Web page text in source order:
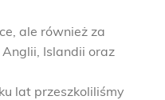
ale również za
Islandii oraz
lat przeszkoliliśmy